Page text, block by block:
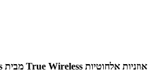
אוזניות אלחוטיות True Wireless מבית Baseus דגם Bowie E18